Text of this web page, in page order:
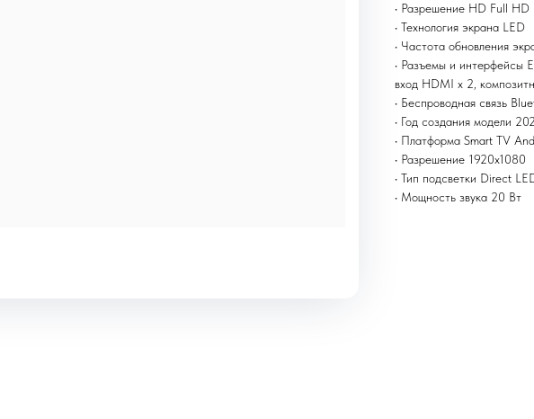
• Разрешение HD Full HD
• Технология экрана LED
• Частота обновления
• Разъемы и интерфейсы
вход HDMI x 2,
• Беспроводная связь
• Год создания модели
• Платформа Smart TV
• Разрешение 1920x1080
• Тип подсветки Direct
• Мощность звука 20 Вт